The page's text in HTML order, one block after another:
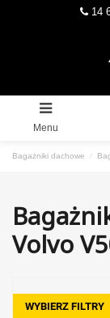
14
Menu
Bagażniki dachowe
Volvo
WYBIERZ FILTRY